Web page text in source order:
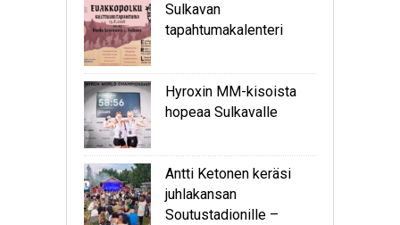
Sulkavan
tapahtumakalenteri
Hyroxin MM-kisoista
hopeaa Sulkavalle
Antti Ketonen keräsi
juhlakansan
Soutustadionille –